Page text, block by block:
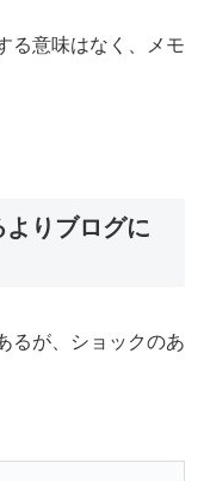
る意味はなく、メモ
りブログに
るが、ショックのあ